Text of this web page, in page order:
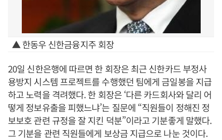
▲ 한동우 신한금융지주 회장
20일 신한은행에 따르면 한 회장은 최근 신한카드 부정사
용방지 시스템 프로젝트를 수행했던 팀에게 금일봉을 지급
하고 노력을 격려했다. 한 회장은 ‘다른 카드회사와 달리 어
떻게 정보유출을 피했느냐’는 질문에 “직원들이 정해진 정
보보호 관련 규정을 잘 지킨 덕분”이라고 기분좋게 말했다.
그 기분을 관련 직원들에게 보상금 지급으로 나눈 것이다.